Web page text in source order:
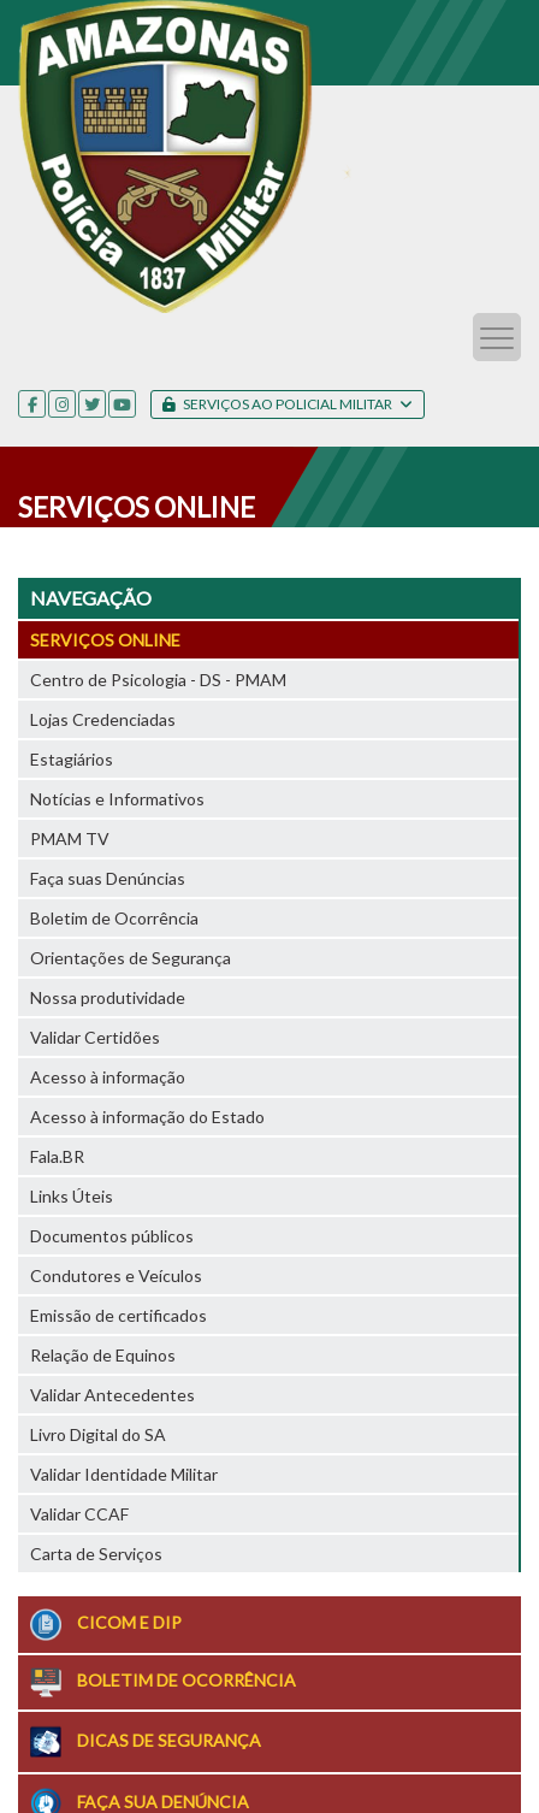
SERVIÇOS AO POLICIAL MILITAR
SERVIÇOS ONLINE
NAVEGAÇÃO
SERVIÇOS ONLINE
Centro de Psicologia - DS - PMAM
Lojas Credenciadas
Estagiários
Notícias e Informativos
PMAM TV
Faça suas Denúncias
Boletim de Ocorrência
Orientações de Segurança
Nossa produtividade
Validar Certidões
Acesso à informação
Acesso à informação do Estado
Fala.BR
Links Úteis
Documentos públicos
Condutores e Veículos
Emissão de certificados
Relação de Equinos
Validar Antecedentes
Livro Digital do SA
Validar Identidade Militar
Validar CCAF
Carta de Serviços
CICOM E DIP
BOLETIM DE OCORRÊNCIA
DICAS DE SEGURANÇA
FAÇA SUA DENÚNCIA